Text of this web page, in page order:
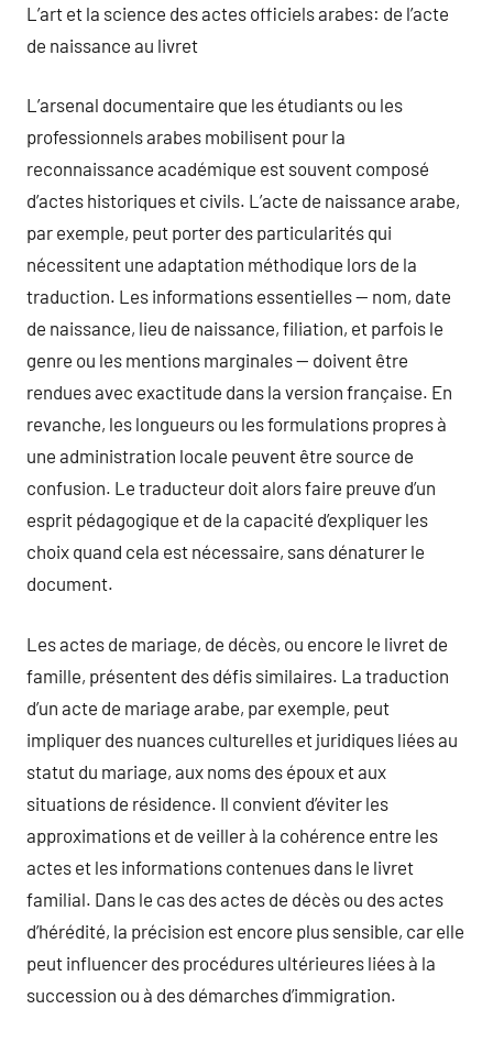
L’art et la science des actes officiels arabes: de l’acte
de naissance au livret
L’arsenal documentaire que les étudiants ou les
professionnels arabes mobilisent pour la
reconnaissance académique est souvent composé
d’actes historiques et civils. L’acte de naissance arabe,
par exemple, peut porter des particularités qui
nécessitent une adaptation méthodique lors de la
traduction. Les informations essentielles — nom, date
de naissance, lieu de naissance, filiation, et parfois le
genre ou les mentions marginales — doivent être
rendues avec exactitude dans la version française. En
revanche, les longueurs ou les formulations propres à
une administration locale peuvent être source de
confusion. Le traducteur doit alors faire preuve d’un
esprit pédagogique et de la capacité d’expliquer les
choix quand cela est nécessaire, sans dénaturer le
document.
Les actes de mariage, de décès, ou encore le livret de
famille, présentent des défis similaires. La traduction
d’un acte de mariage arabe, par exemple, peut
impliquer des nuances culturelles et juridiques liées au
statut du mariage, aux noms des époux et aux
situations de résidence. Il convient d’éviter les
approximations et de veiller à la cohérence entre les
actes et les informations contenues dans le livret
familial. Dans le cas des actes de décès ou des actes
d’hérédité, la précision est encore plus sensible, car elle
peut influencer des procédures ultérieures liées à la
succession ou à des démarches d’immigration.